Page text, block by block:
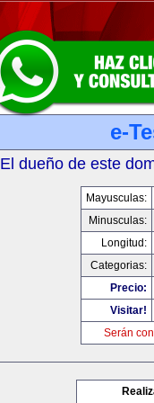
e-
El dueño de este
Mayusculas:
Minusculas:
Longitud:
Categorias:
Precio:
Visitar!
Serán